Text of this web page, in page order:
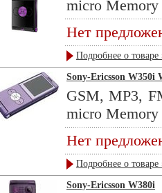
micro
Нет
Подробнее о товаре
Sony-Ericsson W350i
GSM, MP3,
micro
Нет
Подробнее о товаре
Sony-Ericsson W380i